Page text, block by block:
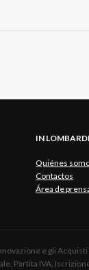
IN
Quiénes
Contactos
Área de
e gli
Partita IVA,